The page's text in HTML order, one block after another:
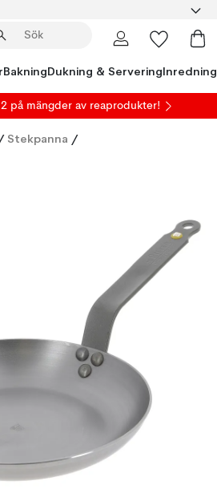
BakningDukning & ServeringInredning
på mängder av reaprodukter!
Stekpanna /